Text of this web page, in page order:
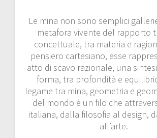
Le mina non sono semplici
metafora vivente del rapporto
concettuale, tra materia e
pensiero cartesiano, esse
atto di scavo razionale, una
forma, tra profondità e
legame tra mina, geometria e
del mondo è un filo che
italiana, dalla filosofia al design,
all’arte.